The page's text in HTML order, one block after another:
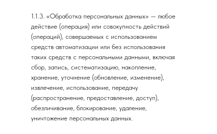
1.1.3. «Обработка персональных данных» — любое
действие (операция) или совокупность действий
(операций), совершаемых с использованием
средств автоматизации или без использования
таких средств с персональными данными, включая
сбор, запись, систематизацию, накопление,
хранение, уточнение (обновление, изменение),
извлечение, использование, передачу
(распространение, предоставление, доступ),
обезличивание, блокирование, удаление,
уничтожение персональных данных.